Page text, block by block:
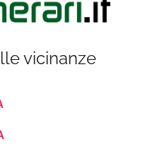
vicinanze